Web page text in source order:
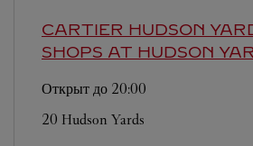
CARTIER HUDSON
SHOPS AT HUDSON
Открыт до 20:00
20 Hudson Yards